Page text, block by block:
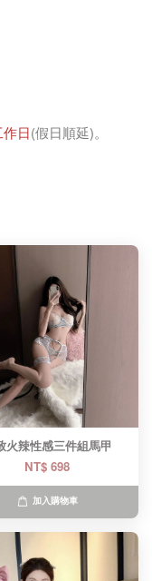
日(假日順延)。
火辣性感三件組馬甲
NT$ 698
加入購物車